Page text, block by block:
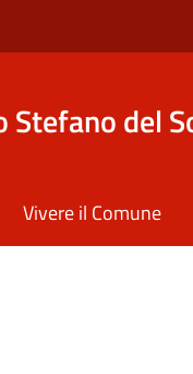
Stefano del
Vivere il Comune